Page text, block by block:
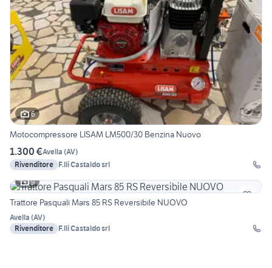
6
Motocompressore LISAM LM500/30 Benzina Nuovo
1.300 €Avella (AV)
Rivenditore F.lli Castaldo srl
9
Trattore Pasquali Mars 85 RS Reversibile NUOVO
Avella (AV)
Rivenditore F.lli Castaldo srl